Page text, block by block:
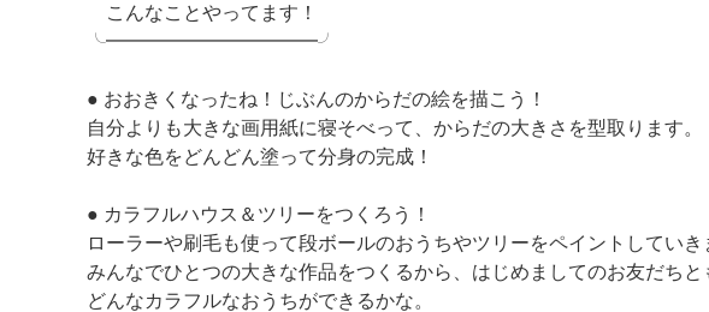
こんなことやってます！
╰━━━━━━━━━━━╯
● おおきくなったね！じぶんのからだの絵を描こう！
自分よりも大きな画用紙に寝そべって、からだの大きさを型取ります。
好きな色をどんどん塗って分身の完成！
● カラフルハウス＆ツリーをつくろう！
ローラーや刷毛も使って段ボールのおうちやツリーをペイントしていき
みんなでひとつの大きな作品をつくるから、はじめましてのお友だちと
どんなカラフルなおうちができるかな。